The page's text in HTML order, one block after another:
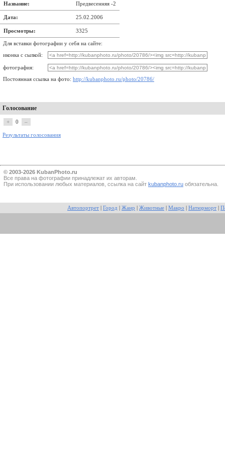
Название: Предвесенняя -2
Дата: 25.02.2006
Просмотры: 3325
Для вставки фотографии у себя на сайте:
иконка с сылкой:
фотография:
Постоянная ссылка на фото: http://kubanphoto.ru/photo/20786/
Голосование
+ 0 –
Результаты голосования
© 2003-2026 KubanPhoto.ru
Все прaва на фотографии принадлежат их авторам.
При использовании любых материалов, ссылка на сайт kubanphoto.ru обязательна.
Автопортрет Город Жанр Животные Макро Натюрморт